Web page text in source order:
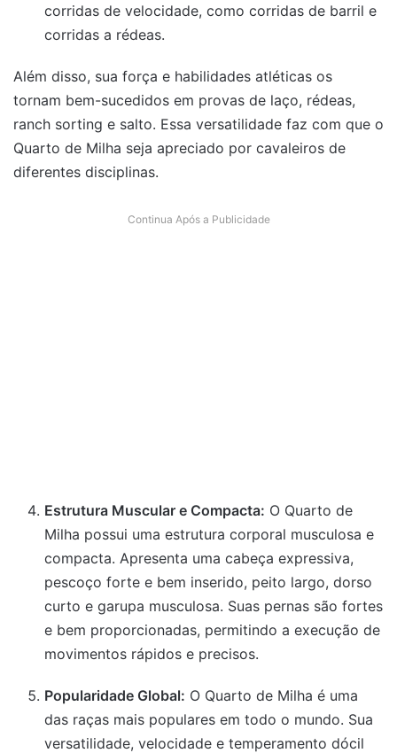
corridas de velocidade, como corridas de barril e
corridas a rédeas.
Além disso, sua força e habilidades atléticas os
tornam bem-sucedidos em provas de laço, rédeas,
ranch sorting e salto. Essa versatilidade faz com que o
Quarto de Milha seja apreciado por cavaleiros de
diferentes disciplinas.
Continua Após a Publicidade
Estrutura Muscular e Compacta: O Quarto de
Milha possui uma estrutura corporal musculosa e
compacta. Apresenta uma cabeça expressiva,
pescoço forte e bem inserido, peito largo, dorso
curto e garupa musculosa. Suas pernas são fortes
e bem proporcionadas, permitindo a execução de
movimentos rápidos e precisos.
Popularidade Global: O Quarto de Milha é uma
das raças mais populares em todo o mundo. Sua
versatilidade, velocidade e temperamento dócil